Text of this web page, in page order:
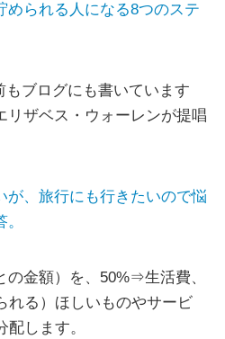
められる人になる8つのステ
もブログにも書いています
リザベス・ウォーレンが提唱
が、旅行にも行きたいので悩
の金額）を、50%⇒生活費、
る）ほしいものやサービ
します。